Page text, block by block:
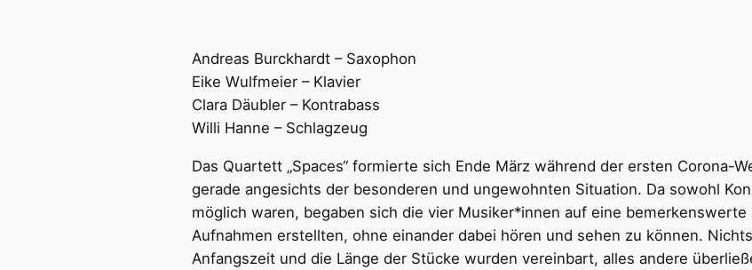
Andreas Burckhardt – Saxophon
Eike Wulfmeier – Klavier
Clara Däubler – Kontrabass
Willi Hanne – Schlagzeug
Das Quartett „Spaces“ formierte sich Ende März während der ersten Corona-
gerade angesichts der besonderen und ungewohnten Situation. Da sowohl
möglich waren, begaben sich die vier Musiker*innen auf eine
Aufnahmen erstellten, ohne einander dabei hören und sehen zu können.
Anfangszeit und die Länge der Stücke wurden vereinbart, alles andere